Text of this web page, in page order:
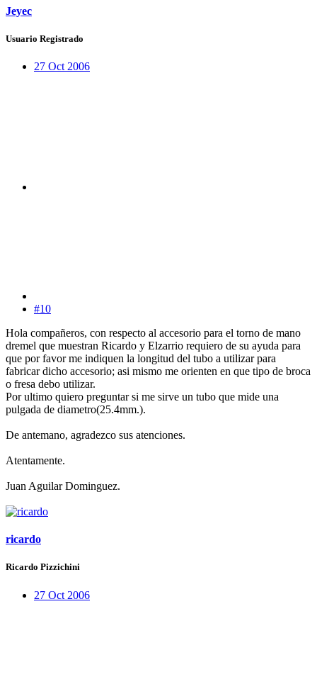
Jeyec
Usuario Registrado
27 Oct 2006
#10
Hola compañeros, con respecto al accesorio para el torno de mano
dremel que muestran Ricardo y Elzarrio requiero de su ayuda para
que por favor me indiquen la longitud del tubo a utilizar para
fabricar dicho accesorio; asi mismo me orienten en que tipo de broca
o fresa debo utilizar.
Por ultimo quiero preguntar si me sirve un tubo que mide una
pulgada de diametro(25.4mm.).
De antemano, agradezco sus atenciones.
Atentamente.
Juan Aguilar Dominguez.
ricardo
Ricardo Pizzichini
27 Oct 2006